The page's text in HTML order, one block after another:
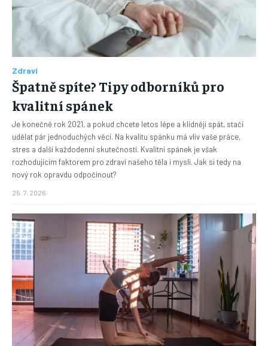
Zdraví
Špatně spíte? Tipy odborníků pro
kvalitní spánek
Je konečně rok 2021, a pokud chcete letos lépe a klidněji spát, stačí
udělat pár jednoduchých věcí. Na kvalitu spánku má vliv vaše práce,
stres a další každodenní skutečnosti. Kvalitní spánek je však
rozhodujícím faktorem pro zdraví našeho těla i mysli. Jak si tedy na
nový rok opravdu odpočinout?
25. 7. 2026